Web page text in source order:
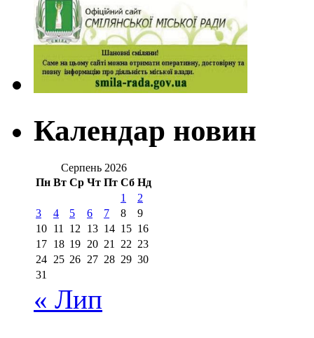
Календар новин
Серпень 2026
Пн Вт Ср Чт Пт Сб Нд
1
2
3
4 5 6 7 8
9
10 11 12 13 14 15 16
17 18 19 20 21 22 23
24 25 26 27 28 29 30
31
« Лип